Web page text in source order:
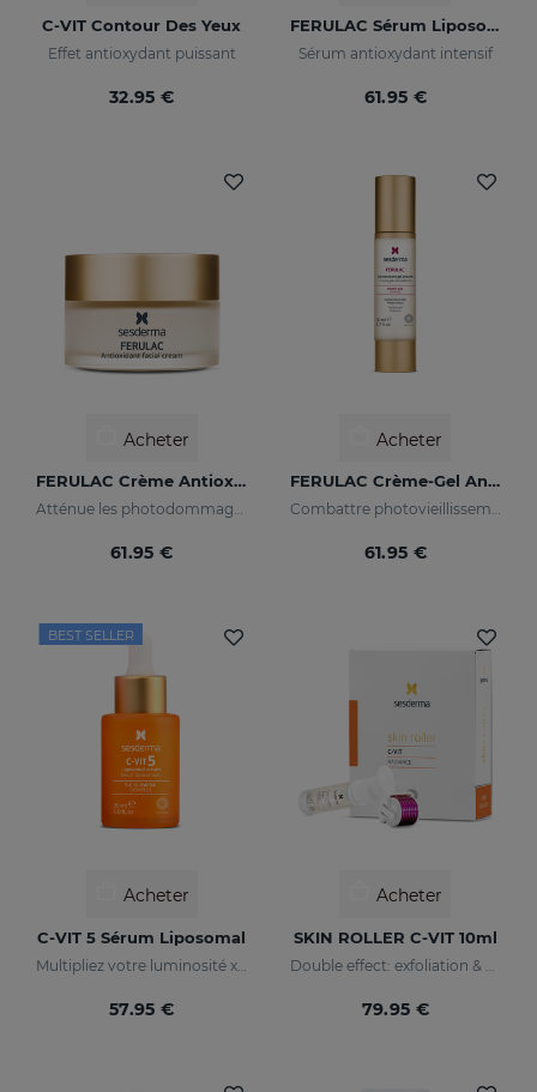
C-VIT Contour Des Yeux
Effet antioxydant puissant
32.95 €
FERULAC Sérum Liposomé
Sérum antioxydant intensif
61.95 €
Acheter
FERULAC Crème Antioxydante
Atténue les photodommages graves
61.95 €
Acheter
FERULAC Crème-Gel Antioxydante
Combattre photovieillissement
61.95 €
BEST SELLER
Acheter
C-VIT 5 Sérum Liposomal
57.95 €
Acheter
SKIN ROLLER C-VIT 10ml
79.95 €